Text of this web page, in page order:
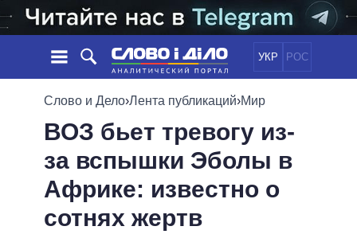
УКР РОС
НОВОСТИ
ЛЕНТА
СОБЫТИЯ
СТАТЬИ
МНЕНИЯ
ОБЗОРЫ
ПОЛИТИКА
ЭКОНОМИКА
ОБЩЕСТВО
ОБЕЩАНИЯ
ПОЛИТИКИ
ВСЕ ПОЛИТИКИ
ПРЕЗИДЕНТ И ОФИС
Слово и Дело›Лента публикаций›Мир
ВОЗ бьет тревогу из-
за вспышки Эболы в
Африке: известно о
сотнях жертв